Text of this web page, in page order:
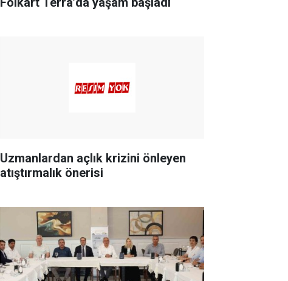
Uzmanlardan açlık krizini önleyen
atıştırmalık önerisi